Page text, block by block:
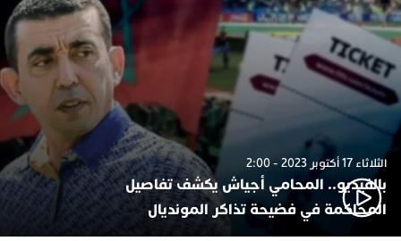
الثلاثاء 17 أكتوبر 2023 - 2:00
بالفيديو.. المحامي أجياش يكشف تفاصيل
المحاكمة في فضيحة تذاكر المونديال